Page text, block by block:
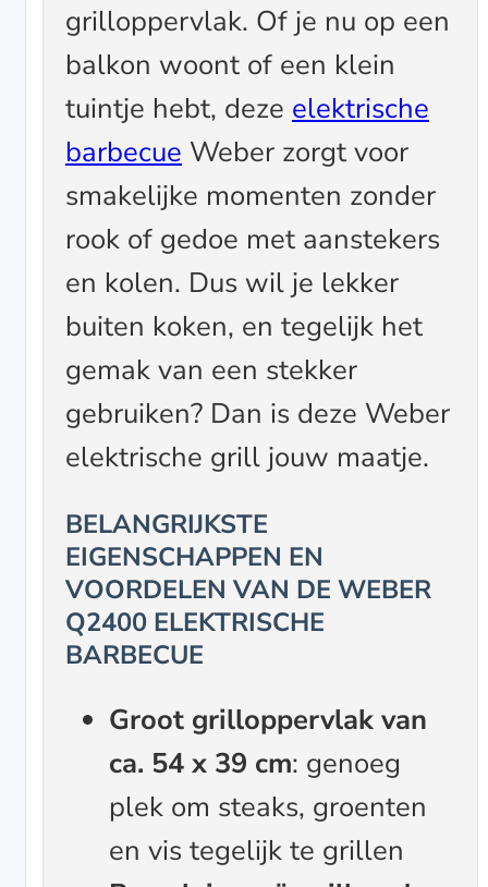
grilloppervlak. Of je nu op een
balkon woont of een klein
tuintje hebt, deze elektrische
barbecue Weber zorgt voor
smakelijke momenten zonder
rook of gedoe met aanstekers
en kolen. Dus wil je lekker
buiten koken, en tegelijk het
gemak van een stekker
gebruiken? Dan is deze Weber
elektrische grill jouw maatje.
BELANGRIJKSTE
EIGENSCHAPPEN EN
VOORDELEN VAN DE WEBER
Q2400 ELEKTRISCHE
BARBECUE
Groot grilloppervlak van
ca. 54 x 39 cm: genoeg
plek om steaks, groenten
en vis tegelijk te grillen